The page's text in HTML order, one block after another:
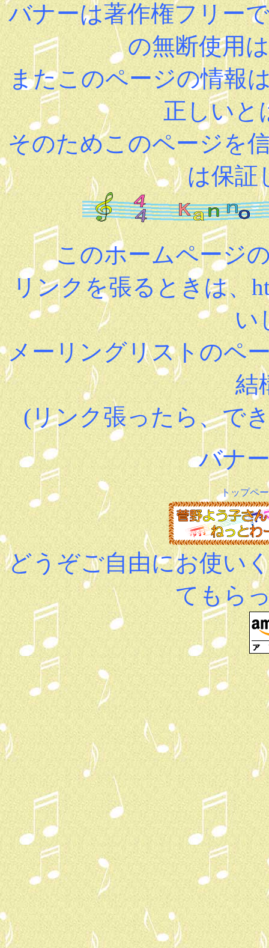
バナーは著作権フリー
の無断使用
またこのページの情報
正しいと
そのためこのページを
は保証
このホームページ
リンクを張るときは、
い
メーリングリストのペ
結
(リンク張ったら、で
バナ
トップペ
どうぞご自由にお使い
てもら